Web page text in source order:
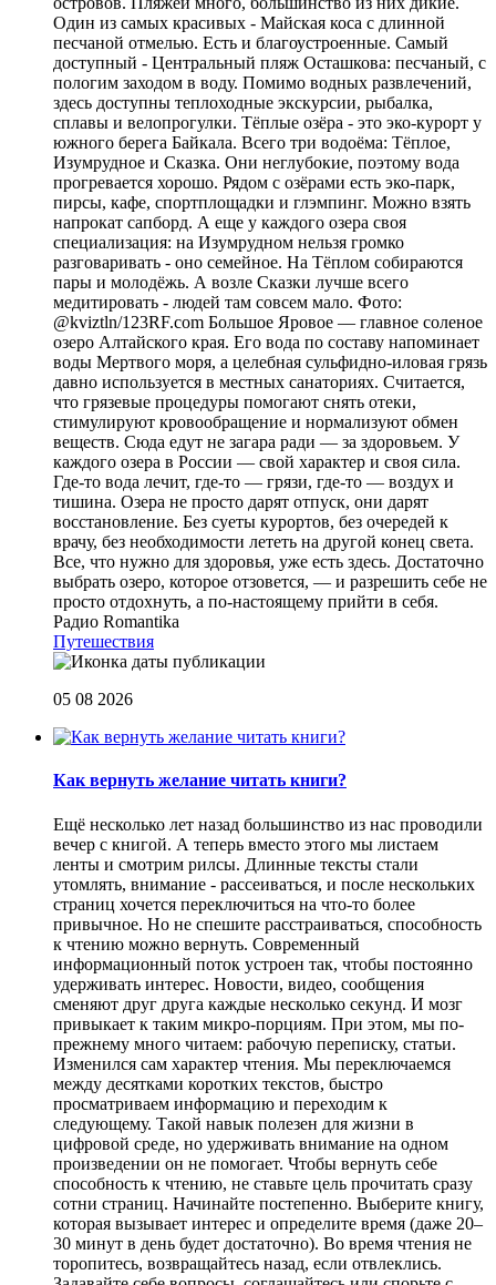
Один из самых красивых - Майская коса с длинной
песчаной отмелью. Есть и благоустроенные. Самый
доступный - Центральный пляж Осташкова: песчаный, с
пологим заходом в воду. Помимо водных развлечений,
здесь доступны теплоходные экскурсии, рыбалка,
сплавы и велопрогулки. Тёплые озёра - это эко-курорт у
южного берега Байкала. Всего три водоёма: Тёплое,
Изумрудное и Сказка. Они неглубокие, поэтому вода
прогревается хорошо. Рядом с озёрами есть эко-парк,
пирсы, кафе, спортплощадки и глэмпинг. Можно взять
напрокат сапборд. А еще у каждого озера своя
специализация: на Изумрудном нельзя громко
разговаривать - оно семейное. На Тёплом собираются
пары и молодёжь. А возле Сказки лучше всего
медитировать - людей там совсем мало. Фото:
@kviztln/123RF.com Большое Яровое — главное соленое
озеро Алтайского края. Его вода по составу напоминает
воды Мертвого моря, а целебная сульфидно-иловая грязь
давно используется в местных санаториях. Считается,
что грязевые процедуры помогают снять отеки,
стимулируют кровообращение и нормализуют обмен
веществ. Сюда едут не загара ради — за здоровьем. У
каждого озера в России — свой характер и своя сила.
Где-то вода лечит, где-то — грязи, где-то — воздух и
тишина. Озера не просто дарят отпуск, они дарят
восстановление. Без суеты курортов, без очередей к
врачу, без необходимости лететь на другой конец света.
Все, что нужно для здоровья, уже есть здесь. Достаточно
выбрать озеро, которое отзовется, — и разрешить себе не
просто отдохнуть, а по-настоящему прийти в себя.
Радио Romantika
Путешествия
05 08 2026
Как вернуть желание читать книги?
Eщё несколько лет назад большинство из нас проводили
вечер с книгой. А теперь вместо этого мы листаем
ленты и смотрим рилсы. Длинные тексты стали
утомлять, внимание - рассеиваться, и после нескольких
страниц хочется переключиться на что-то более
привычное. Но не спешите расстраиваться, способность
к чтению можно вернуть. Современный
информационный поток устроен так, чтобы постоянно
удерживать интерес. Новости, видео, сообщения
сменяют друг друга каждые несколько секунд. И мозг
привыкает к таким микро-порциям. При этом, мы по-
прежнему много читаем: рабочую переписку, статьи.
Изменился сам характер чтения. Мы переключаемся
между десятками коротких текстов, быстро
просматриваем информацию и переходим к
следующему. Такой навык полезен для жизни в
цифровой среде, но удерживать внимание на одном
произведении он не помогает. Чтобы вернуть себе
способность к чтению, не ставьте цель прочитать сразу
сотни страниц. Начинайте постепенно. Выберите книгу,
которая вызывает интерес и определите время (даже 20–
30 минут в день будет достаточно). Во время чтения не
торопитесь, возвращайтесь назад, если отвлеклись.